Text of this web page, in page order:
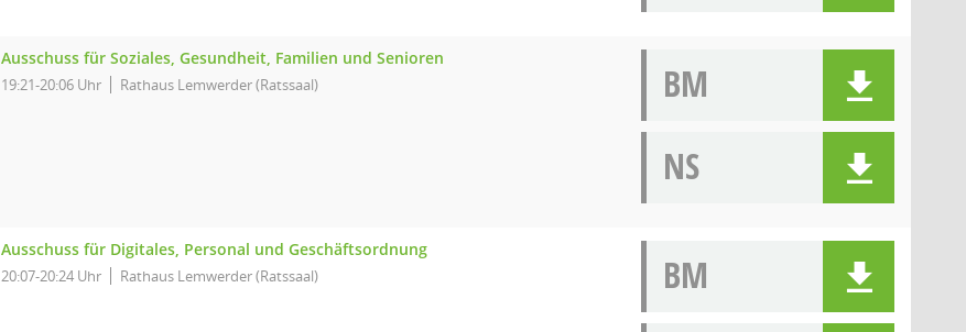
Ausschuss für Soziales, Gesundheit, Familien und Senioren
19:21-20:06 Uhr Rathaus Lemwerder (Ratssaal)
BM
NS
Ausschuss für Digitales, Personal und Geschäftsordnung
20:07-20:24 Uhr Rathaus Lemwerder (Ratssaal)
BM